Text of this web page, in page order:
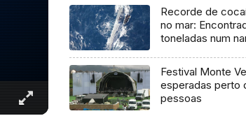
Recorde de
no mar:
toneladas num
Festival Monte
esperadas perto
pessoas